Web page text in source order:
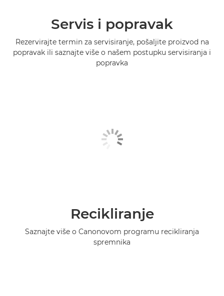
Servis i popravak
Rezervirajte termin za servisiranje, pošaljite proizvod na
popravak ili saznajte više o našem postupku servisiranja i
popravka
Recikliranje
Saznajte više o Canonovom programu recikliranja
spremnika